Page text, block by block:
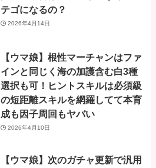
テゴになるの？
2026年4月14日
【ウマ娘】根性マーチャンはファ
インと同じく海の加護含む白3種
選択も可！ヒントスキルは必須級
の短距離スキルを網羅してて本育
成も因子周回もヤバい
2026年4月10日
【ウマ娘】次のガチャ更新で汎用